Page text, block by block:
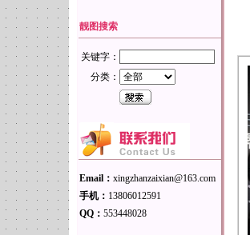
靓图搜索
关键字：
分类：
Email： xingzhanzaixian@163.com
手机： 13806012591
QQ： 553448028